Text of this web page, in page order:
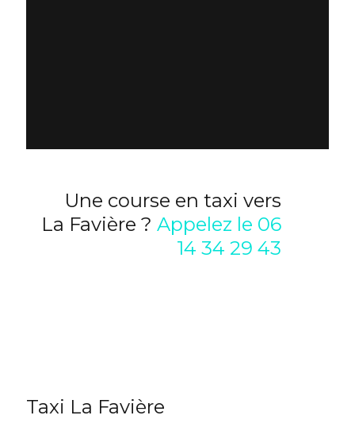
Une course en taxi vers
La Favière ? Appelez le 06
14 34 29 43
Taxi La Favière